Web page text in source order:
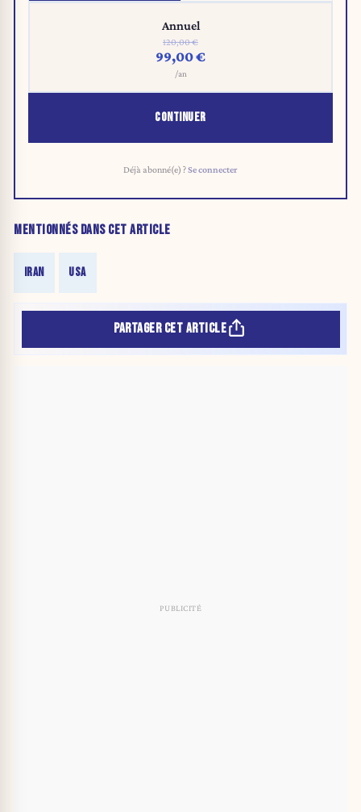
Annuel
120,00 €
99,00 €
/an
CONTINUER
Déjà abonné(e) ?Se connecter
MENTIONNÉS DANS CET ARTICLE
IRAN USA
PARTAGER CET ARTICLE